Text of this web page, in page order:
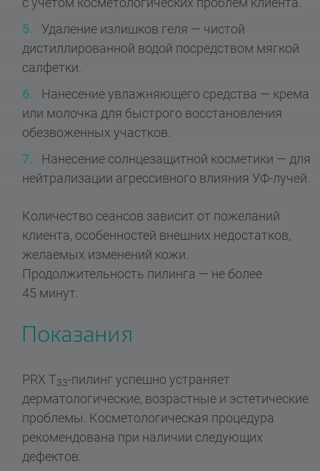
Удаление излишков геля — чистой
дистиллированной водой посредством мягкой
салфетки.
Нанесение увлажняющего средства — крема
или молочка для быстрого восстановления
обезвоженных участков.
Нанесение солнцезащитной косметики — для
нейтрализации агрессивного влияния УФ-лучей.
Количество сеансов зависит от пожеланий
клиента, особенностей внешних недостатков,
желаемых изменений кожи.
Продолжительность пилинга — не более
45 минут.
Показания
PRX T33-пилинг успешно устраняет
дерматологические, возрастные и эстетические
проблемы. Косметологическая процедура
рекомендована при наличии следующих
дефектов: